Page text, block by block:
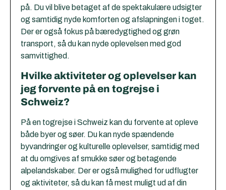
på. Du vil blive betaget af de spektakulære udsigter
og samtidig nyde komforten og afslapningen i toget.
Der er også fokus på bæredygtighed og grøn
transport, så du kan nyde oplevelsen med god
samvittighed.
Hvilke aktiviteter og oplevelser kan
jeg forvente på en togrejse i
Schweiz?
På en togrejse i Schweiz kan du forvente at opleve
både byer og søer. Du kan nyde spændende
byvandringer og kulturelle oplevelser, samtidig med
at du omgives af smukke søer og betagende
alpelandskaber. Der er også mulighed for udflugter
og aktiviteter, så du kan få mest muligt ud af din